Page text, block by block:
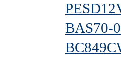
BAS70-